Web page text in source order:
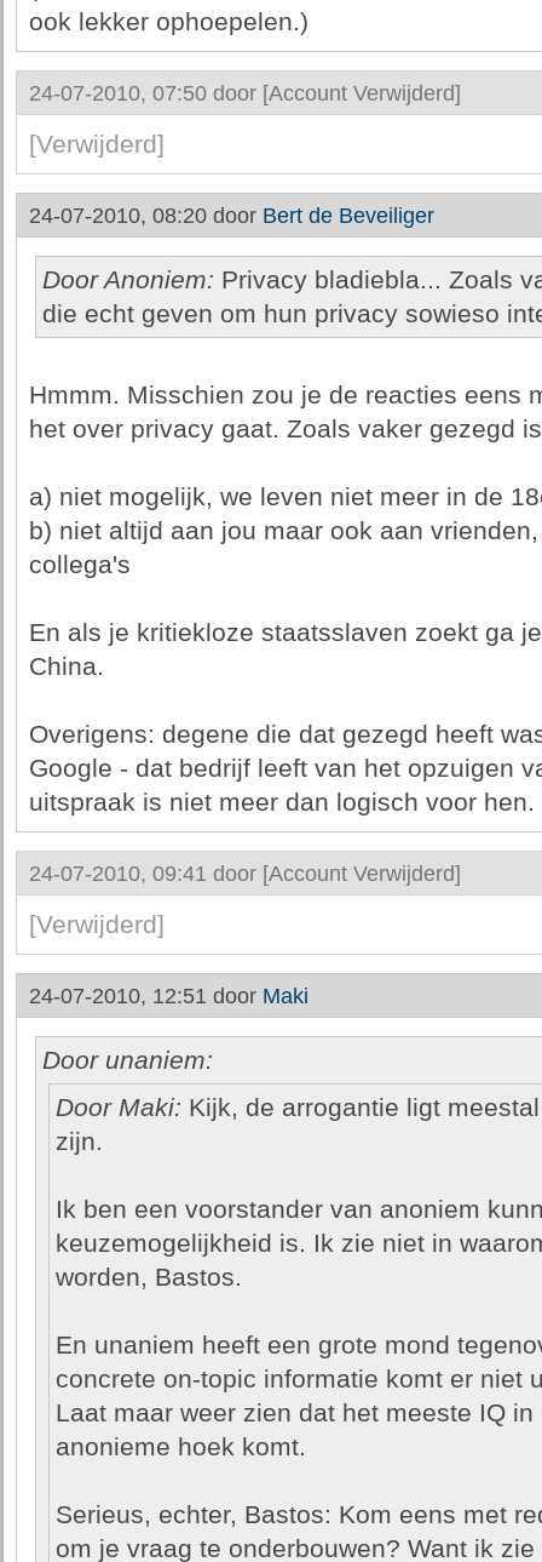
ook lekker ophoepelen.)
24-07-2010, 07:50 door [Account Verwijderd]
[Verwijderd]
24-07-2010, 08:20 door Bert de Beveiliger
Door Anoniem: Privacy bladiebla... Zoals
die echt geven om hun privacy sowieso
Hmmm. Misschien zou je de reacties eens
het over privacy gaat. Zoals vaker gezegd
a) niet mogelijk, we leven niet meer in de
b) niet altijd aan jou maar ook aan
collega's
En als je kritiekloze staatsslaven zoekt ga
China.
Overigens: degene die dat gezegd heeft
Google - dat bedrijf leeft van het opzuigen
uitspraak is niet meer dan logisch voor hen.
24-07-2010, 09:41 door [Account Verwijderd]
[Verwijderd]
24-07-2010, 12:51 door Maki
Door unaniem:
Door Maki: Kijk, de arrogantie ligt
zijn.
Ik ben een voorstander van anoniem
keuzemogelijkheid is. Ik zie niet in
worden, Bastos.
En unaniem heeft een grote mond
concrete on-topic informatie komt er niet
Laat maar weer zien dat het meeste IQ
anonieme hoek komt.
Serieus, echter, Bastos: Kom eens met
om je vraag te onderbouwen? Want ik